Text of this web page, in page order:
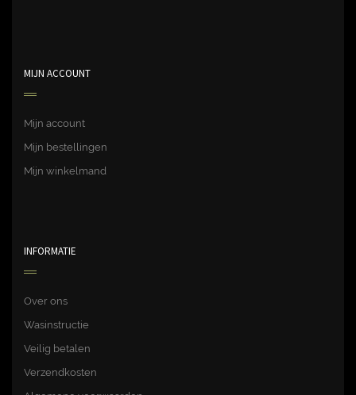
MIJN ACCOUNT
Mijn account
Mijn bestellingen
Mijn winkelmand
INFORMATIE
Over ons
Wasinstructie
Veilig betalen
Verzendkosten